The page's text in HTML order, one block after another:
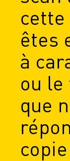
êtes
à
ou le
que